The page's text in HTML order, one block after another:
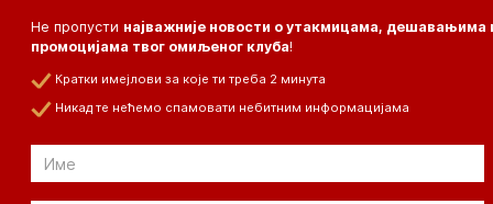
Не пропусти најважније новости о утакмицама, дешавањима
промоцијама твог омиљеног клуба!
Кратки имејлови за које ти треба 2 минута
Никад те нећемо спамовати небитним информацијама
Email